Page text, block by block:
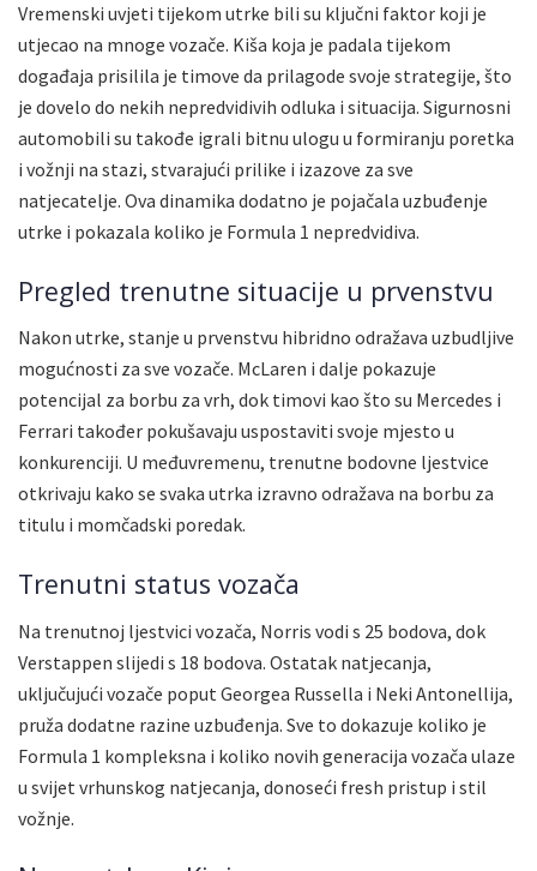
Vremenski uvjeti tijekom utrke bili su ključni faktor koji je
utjecao na mnoge vozače. Kiša koja je padala tijekom
događaja prisilila je timove da prilagode svoje strategije, što
je dovelo do nekih nepredvidivih odluka i situacija. Sigurnosni
automobili su takođe igrali bitnu ulogu u formiranju poretka
i vožnji na stazi, stvarajući prilike i izazove za sve
natjecatelje. Ova dinamika dodatno je pojačala uzbuđenje
utrke i pokazala koliko je Formula 1 nepredvidiva.
Pregled trenutne situacije u prvenstvu
Nakon utrke, stanje u prvenstvu hibridno odražava uzbudljive
mogućnosti za sve vozače. McLaren i dalje pokazuje
potencijal za borbu za vrh, dok timovi kao što su Mercedes i
Ferrari također pokušavaju uspostaviti svoje mjesto u
konkurenciji. U međuvremenu, trenutne bodovne ljestvice
otkrivaju kako se svaka utrka izravno odražava na borbu za
titulu i momčadski poredak.
Trenutni status vozača
Na trenutnoj ljestvici vozača, Norris vodi s 25 bodova, dok
Verstappen slijedi s 18 bodova. Ostatak natjecanja,
uključujući vozače poput Georgea Russella i Neki Antonellija,
pruža dodatne razine uzbuđenja. Sve to dokazuje koliko je
Formula 1 kompleksna i koliko novih generacija vozača ulaze
u svijet vrhunskog natjecanja, donoseći fresh pristup i stil
vožnje.